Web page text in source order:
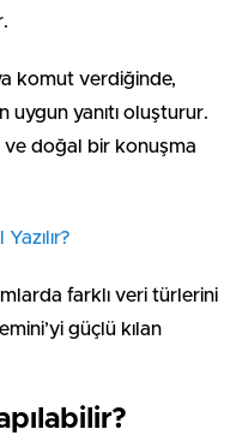
komut verdiğinde,
uygun yanıtı oluşturur.
ve doğal bir konuşma
farklı veri türlerini
güçlü kılan